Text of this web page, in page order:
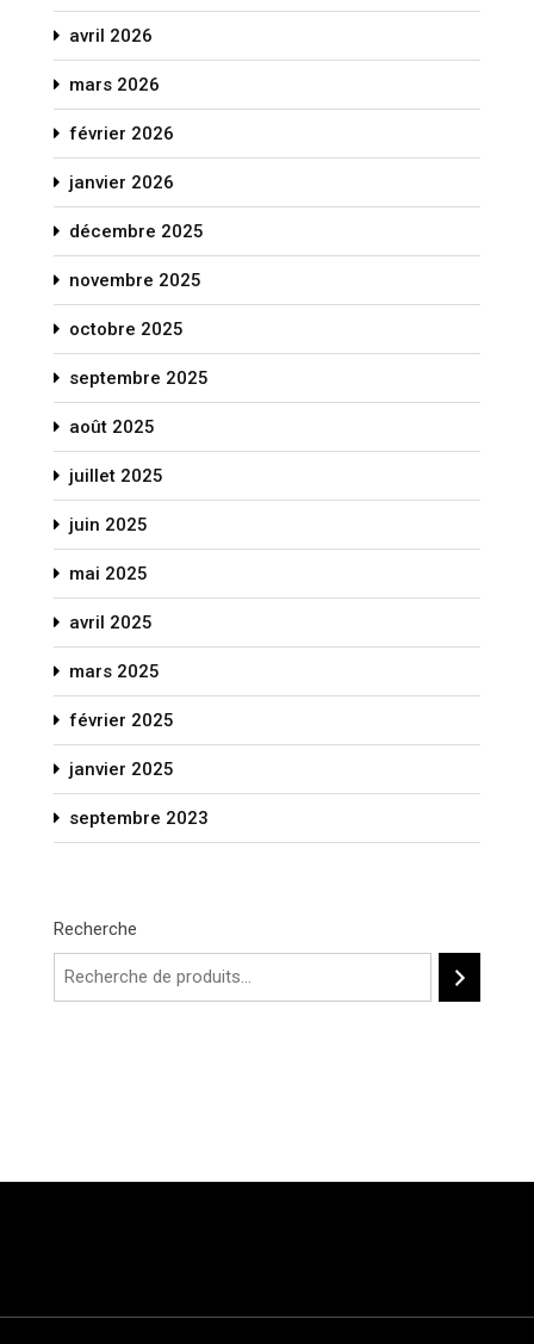
avril 2026
mars 2026
février 2026
janvier 2026
décembre 2025
novembre 2025
octobre 2025
septembre 2025
août 2025
juillet 2025
juin 2025
mai 2025
avril 2025
mars 2025
février 2025
janvier 2025
septembre 2023
Recherche